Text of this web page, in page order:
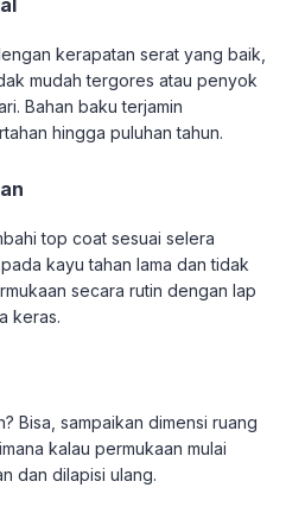
kerapatan serat yang baik,
mudah tergores atau penyok
Bahan baku terjamin
hingga puluhan tahun.
top coat sesuai selera
kayu tahan lama dan tidak
secara rutin dengan lap
keras.
Bisa, sampaikan dimensi ruang
kalau permukaan mulai
dan dilapisi ulang.